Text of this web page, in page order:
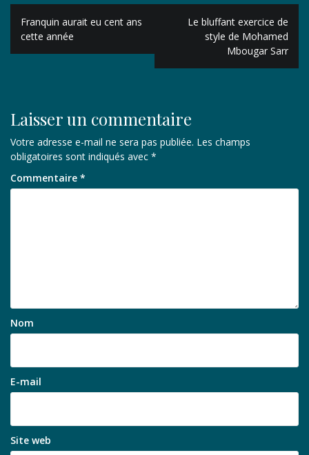
Navigation
de
l’article
Franquin aurait eu cent ans
cette année
Le bluffant exercice de
style de Mohamed
Mbougar Sarr
Laisser un commentaire
Votre adresse e-mail ne sera pas publiée. Les champs
obligatoires sont indiqués avec *
Commentaire *
Nom
E-mail
Site web